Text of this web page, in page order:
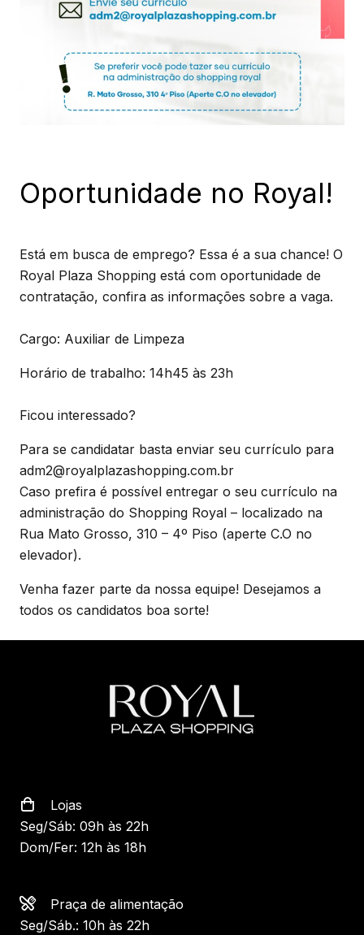
Oportunidade no Royal!
Está em busca de emprego? Essa é a sua chance! O
Royal Plaza Shopping está com oportunidade de
contratação, confira as informações sobre a vaga.
Cargo: Auxiliar de Limpeza
Horário de trabalho: 14h45 às 23h
Ficou interessado?
Para se candidatar basta enviar seu currículo para
adm2@royalplazashopping.com.br
Caso prefira é possível entregar o seu currículo na
administração do Shopping Royal – localizado na
Rua Mato Grosso, 310 – 4º Piso (aperte C.O no
elevador).
Venha fazer parte da nossa equipe! Desejamos a
todos os candidatos boa sorte!
Lojas
Seg/Sáb: 09h às 22h
Dom/Fer: 12h às 18h
Praça de alimentação
Seg/Sáb.: 10h às 22h